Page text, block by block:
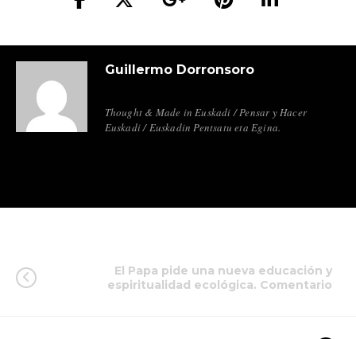
Guillermo Dorronsoro
Thought & Made in Euskadi / Pensar y Hacer
Euskadi / Euskadin Pentsatu eta Egina.
El Papa pide una nueva educación y
espiritualidad ecológica. Comentario